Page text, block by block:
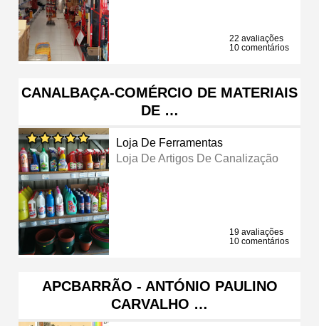
22 avaliações
10 comentários
CANALBAÇA-COMÉRCIO DE MATERIAIS
DE …
Loja De Ferramentas
Loja De Artigos De Canalização
19 avaliações
10 comentários
APCBARRÃO - ANTÓNIO PAULINO
CARVALHO …